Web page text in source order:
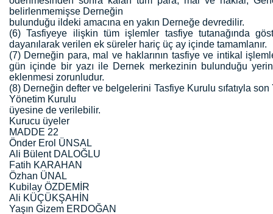
belirlenmemişse Derneğin
bulunduğu ildeki amacına en yakın Derneğe devredilir.
(6) Tasfiyeye ilişkin tüm işlemler tasfiye tutanağında
dayanılarak verilen ek süreler hariç üç ay içinde tamamlanır.
(7) Derneğin para, mal ve haklarının tasfiye ve intikal
gün içinde bir yazı ile Dernek merkezinin bulunduğu
eklenmesi zorunludur.
(8) Derneğin defter ve belgelerini Tasfiye Kurulu sıfatıyla
Yönetim Kurulu
üyesine de verilebilir.
Kurucu üyeler
MADDE 22
Önder Erol ÜNSAL
Ali Bülent DALOĞLU
Fatih KARAHAN
Özhan ÜNAL
Kubilay ÖZDEMİR
Ali KÜÇÜKŞAHİN
Yaşın Gizem ERDOĞAN